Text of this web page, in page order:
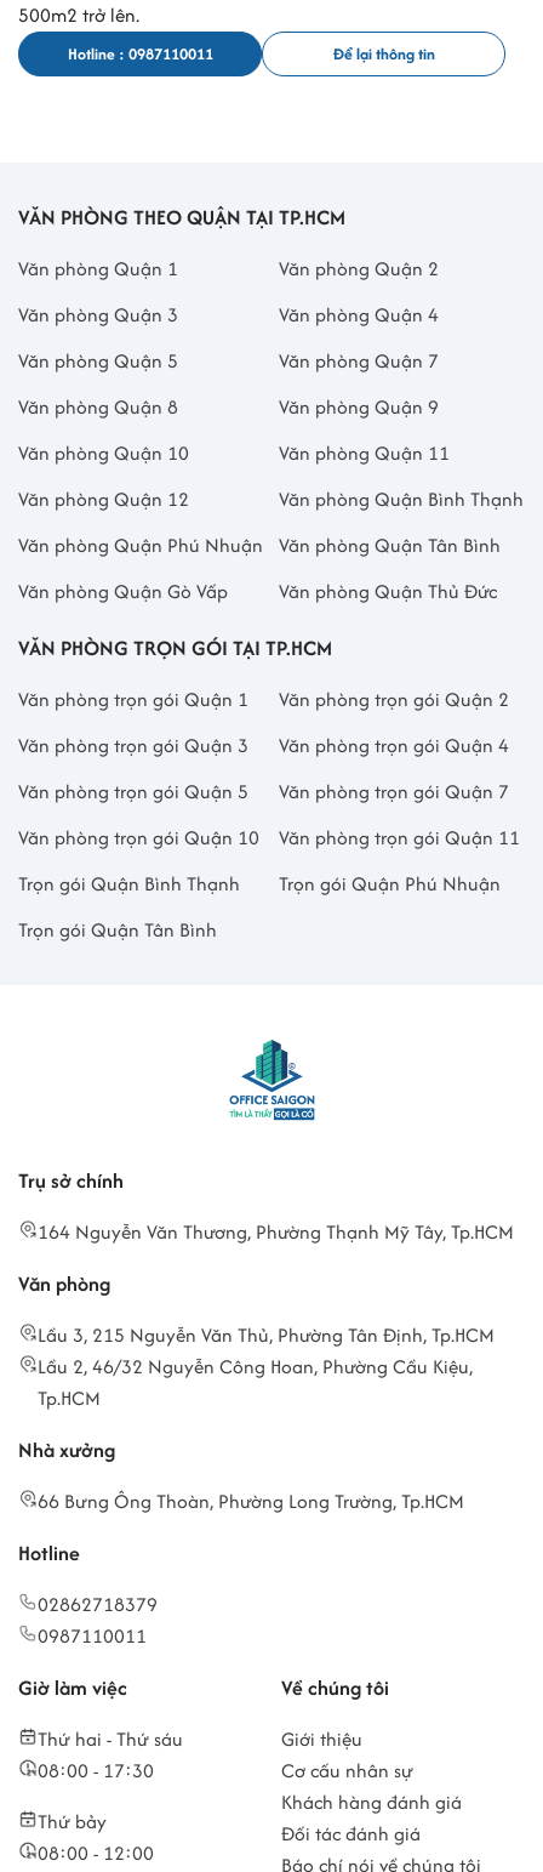
500m2 trở lên.
Hotline : 0987110011 Để lại thông tin
VĂN PHÒNG THEO QUẬN TẠI TP.HCM
Văn phòng Quận 1
Văn phòng Quận 2
Văn phòng Quận 3
Văn phòng Quận 4
Văn phòng Quận 5
Văn phòng Quận 7
Văn phòng Quận 8
Văn phòng Quận 9
Văn phòng Quận 10
Văn phòng Quận 11
Văn phòng Quận 12
Văn phòng Quận Bình Thạnh
Văn phòng Quận Phú Nhuận
Văn phòng Quận Tân Bình
Văn phòng Quận Gò Vấp
Văn phòng Quận Thủ Đức
VĂN PHÒNG TRỌN GÓI TẠI TP.HCM
Văn phòng trọn gói Quận 1
Văn phòng trọn gói Quận 2
Văn phòng trọn gói Quận 3
Văn phòng trọn gói Quận 4
Văn phòng trọn gói Quận 5
Văn phòng trọn gói Quận 7
Văn phòng trọn gói Quận 10
Văn phòng trọn gói Quận 11
Trọn gói Quận Bình Thạnh
Trọn gói Quận Phú Nhuận
Trọn gói Quận Tân Bình
Trụ sở chính
164 Nguyễn Văn Thương, Phường Thạnh Mỹ Tây, Tp.HCM
Văn phòng
Lầu 3, 215 Nguyễn Văn Thủ, Phường Tân Định, Tp.HCM
Lầu 2, 46/32 Nguyễn Công Hoan, Phường Cầu Kiệu,
Tp.HCM
Nhà xưởng
66 Bưng Ông Thoàn, Phường Long Trường, Tp.HCM
Hotline
02862718379
0987110011
Giờ làm việc
Thứ hai - Thứ sáu
08:00 - 17:30
Thứ bảy
08:00 - 12:00
Về chúng tôi
Giới thiệu
Cơ cấu nhân sự
Khách hàng đánh giá
Đối tác đánh giá
Báo chí nói về chúng tôi